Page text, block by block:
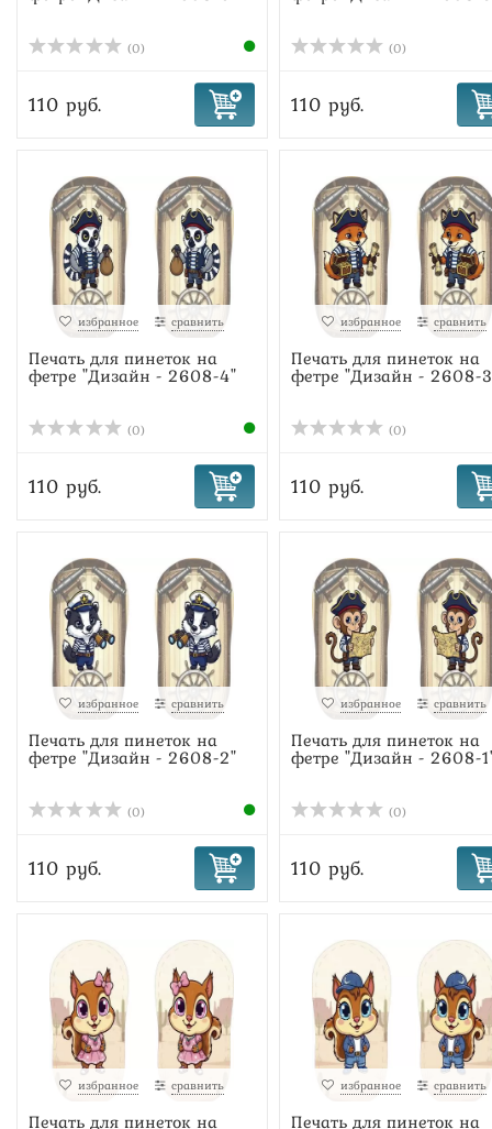
(0)
110 руб.
(0)
110 руб.
избранное сравнить
Печать для пинеток на
фетре "Дизайн - 2608-4"
(0)
110 руб.
избранное сравнить
Печать для пинеток на
фетре "Дизайн - 2608-
(0)
110 руб.
избранное сравнить
Печать для пинеток на
фетре "Дизайн - 2608-2"
(0)
110 руб.
избранное сравнить
Печать для пинеток на
фетре "Дизайн - 2608-
(0)
110 руб.
избранное сравнить
Печать для пинеток на
избранное сравнить
Печать для пинеток на